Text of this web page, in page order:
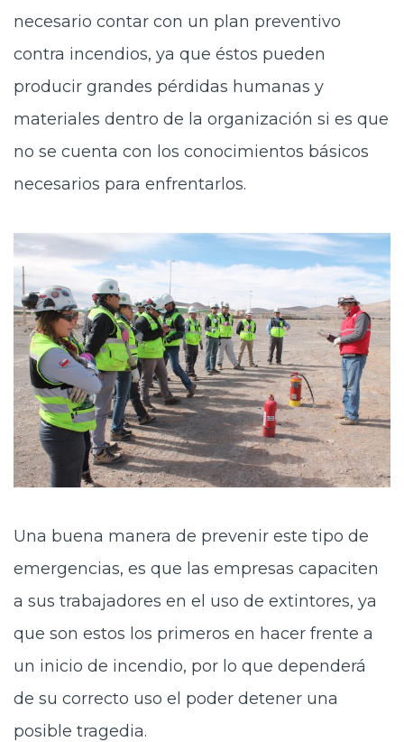
necesario contar con un plan preventivo
contra incendios, ya que éstos pueden
producir grandes pérdidas humanas y
materiales dentro de la organización si es que
no se cuenta con los conocimientos básicos
necesarios para enfrentarlos.
Una buena manera de prevenir este tipo de
emergencias, es que las empresas capaciten
a sus trabajadores en el uso de extintores, ya
que son estos los primeros en hacer frente a
un inicio de incendio, por lo que dependerá
de su correcto uso el poder detener una
posible tragedia.